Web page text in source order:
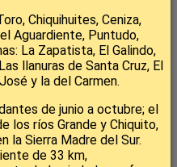
Chiquihuites, Ceniza,
Aguardiente, Puntudo,
La Zapatista, El Galindo,
llanuras de Santa Cruz, El
y la del Carmen.
de junio a octubre; el
los ríos Grande y Chiquito,
la Sierra Madre del Sur.
de 33 km,